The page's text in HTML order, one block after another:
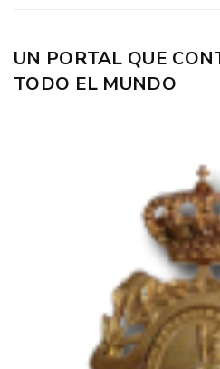
UN PORTAL QUE
TODO EL MUNDO